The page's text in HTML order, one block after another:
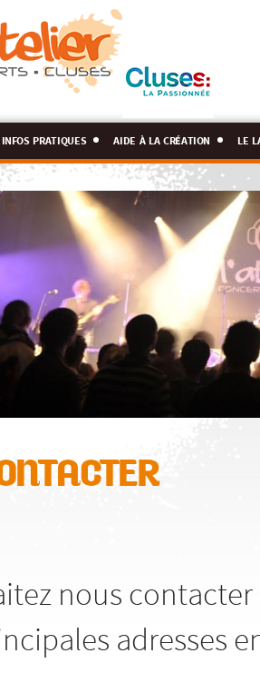
infos pratiques aide à la création le
nous contacter
adresses